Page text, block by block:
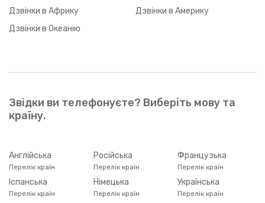
Дзвінки в Африку Дзвінки в Америку
Дзвінки в Океанію
Звідки ви телефонуєте? Виберіть мову та
країну.
Англійська
Перелік країн
Російська
Перелік країн
Французька
Перелік країн
Іспанська
Перелік країн
Німецька
Перелік країн
Українська
Перелік країн